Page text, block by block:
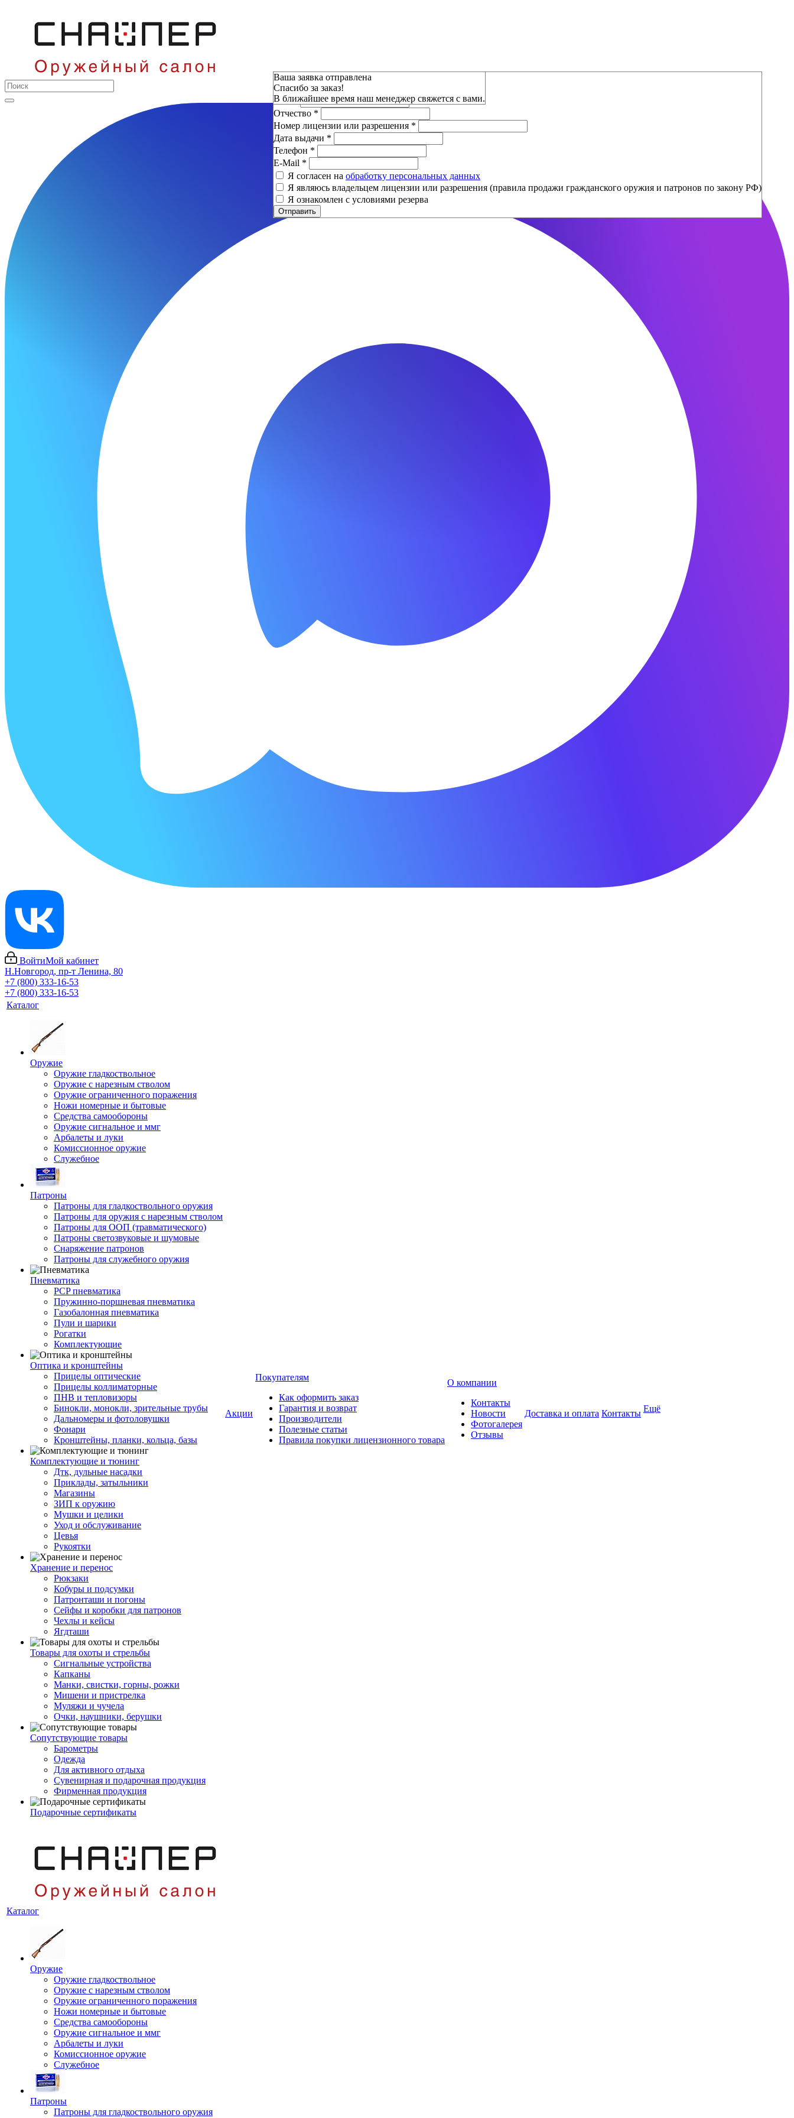
ВойтиМой кабинет
Н.Новгород, пр-т Ленина, 80
+7 (800) 333-16-53
+7 (800) 333-16-53
Каталог
Оружие
Оружие гладкоствольное
Оружие с нарезным стволом
Оружие ограниченного поражения
Ножи номерные и бытовые
Средства самообороны
Оружие сигнальное и ммг
Арбалеты и луки
Комиссионное оружие
Служебное
Патроны
Патроны для гладкоствольного оружия
Патроны для оружия с нарезным стволом
Патроны для ООП (травматического)
Патроны светозвуковые и шумовые
Снаряжение патронов
Патроны для служебного оружия
Пневматика
PCP пневматика
Пружинно-поршневая пневматика
Газобалонная пневматика
Пули и шарики
Рогатки
Комплектующие
Оптика и кронштейны
Прицелы оптические
Прицелы коллиматорные
ПНВ и тепловизоры
Бинокли, монокли, зрительные трубы
Дальномеры и фотоловушки
Фонари
Кронштейны, планки, кольца, базы
Комплектующие и тюнинг
Дтк, дульные насадки
Приклады, затыльники
Магазины
ЗИП к оружию
Мушки и целики
Уход и обслуживание
Цевья
Рукоятки
Хранение и перенос
Рюкзаки
Кобуры и подсумки
Патронташи и погоны
Сейфы и коробки для патронов
Чехлы и кейсы
Ягдташи
Товары для охоты и стрельбы
Сигнальные устройства
Капканы
Манки, свистки, горны, рожки
Мишени и пристрелка
Муляжи и чучела
Очки, наушники, берушки
Сопутствующие товары
Барометры
Одежда
Для активного отдыха
Сувенирная и подарочная продукция
Фирменная продукция
Подарочные сертификаты
Акции
Покупателям
Как оформить заказ
Гарантия и возврат
Производители
Полезные статьи
Правила покупки лицензионного товара
О компании
Контакты
Новости
Фотогалерея
Отзывы
Доставка и оплата Контакты Ещё
Каталог
Оружие
Оружие гладкоствольное
Оружие с нарезным стволом
Оружие ограниченного поражения
Ножи номерные и бытовые
Средства самообороны
Оружие сигнальное и ммг
Арбалеты и луки
Комиссионное оружие
Служебное
Патроны
Патроны для гладкоствольного оружия
Зарезервировать
Фамилия*
Имя*
Отчество *
Номер лицензии или разрешения *
Дата выдачи *
Телефон *
E-Mail *
Я согласен на обработку персональных данных
Я являюсь владельцем лицензии или разрешения (правила продажи гражданского оружия и патронов по закону РФ)
Я ознакомлен с условиями резерва
Отправить
Ваша заявка отправлена
Спасибо за заказ!
В ближайшее время наш менеджер свяжется с вами.